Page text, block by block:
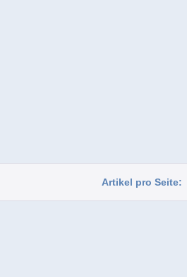
Artikel pro Seite: